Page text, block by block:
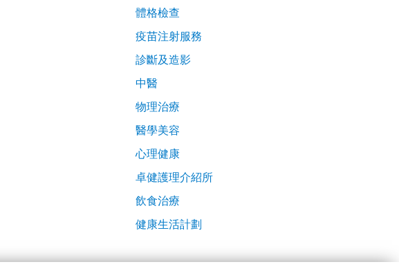
體格檢查
疫苗注射服務
診斷及造影
中醫
物理治療
醫學美容
心理健康
卓健護理介紹所
飲食治療
健康生活計劃